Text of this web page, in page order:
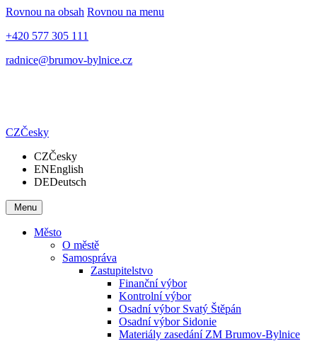
Rovnou na obsah Rovnou na menu
+420 577 305 111
radnice@brumov-bylnice.cz
CZČesky
CZČesky
ENEnglish
DEDeutsch
Menu
Město
O městě
Samospráva
Zastupitelstvo
Finanční výbor
Kontrolní výbor
Osadní výbor Svatý Štěpán
Osadní výbor Sidonie
Materiály zasedání ZM Brumov-Bylnice